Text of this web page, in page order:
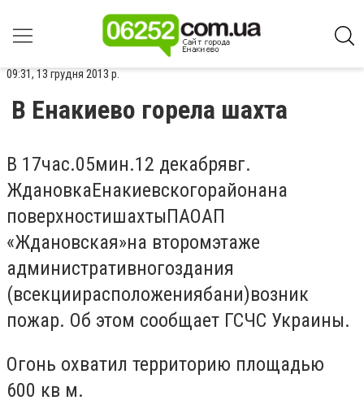
09:31, 13 грудня 2013 р.
В Енакиево горела шахта
В 17час.05мин.12 декабрявг.
ЖдановкаЕнакиевскогорайонана
поверхностишахтыПАОАП
«Ждановская»на второмэтаже
административногоздания
(всекциирасположениябани)возник
пожар. Об этом сообщает ГСЧС Украины.
Огонь охватил территорию площадью
600 кв м.